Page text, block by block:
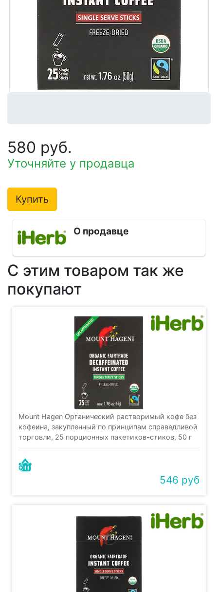
580 руб.
Уточняйте у продавца
Купить
О продавце
С этим товаром так же
покупают
Mount Hagen Органический растворимый кофе без
кофеина, закупленный по принципам справедливой
торговли, 25 порционных пакетиков-стиков, 50 г
546 руб